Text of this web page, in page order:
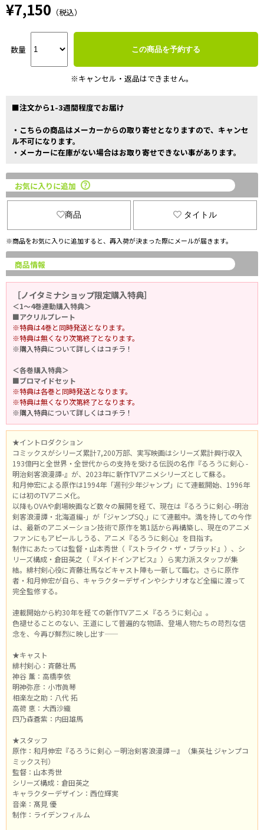
¥7,150 （税込）
数量 この商品を予約する
※キャンセル・返品はできません。
■注文から1-3週間程度でお届け
・こちらの商品はメーカーからの取り寄せとなりますので、キャンセ
ル不可になります。
・メーカーに在庫がない場合はお取り寄せできない事があります。
お気に入りに追加
商品 タイトル
※商品をお気に入りに追加すると、再入荷が決まった際にメールが届きます。
商品情報
［ノイタミナショップ限定購入特典］
＜1～4巻連動購入特典＞
■アクリルプレート
※特典は4巻と同時発送となります。
※特典は無くなり次第終了となります。
※購入特典について詳しくはコチラ！
＜各巻購入特典＞
■ブロマイドセット
※特典は各巻と同時発送となります。
※特典は無くなり次第終了となります。
※購入特典について詳しくはコチラ！
★イントロダクション
コミックスがシリーズ累計7,200万部、実写映画はシリーズ累計興行収入
193億円と全世界・全世代からの支持を受ける伝説の名作『るろうに剣心 -
明治剣客浪漫譚-』が、2023年に新作TVアニメシリーズとして蘇る。
和月伸宏による原作は1994年「週刊少年ジャンプ」にて連載開始、1996年
には初のTVアニメ化。
以降もOVAや劇場映画など数々の展開を経て、現在は『るろうに剣心 -明治
剣客浪漫譚・北海道編-」が「ジャンプSQ.」にて連載中。満を持しての今作
は、最新のアニメーション技術で原作を第1話から再構築し、現在のアニメ
ファンにもアピールしうる、アニメ『るろうに剣心』を目指す。
制作にあたっては監督・山本秀世（『ストライク・ザ・ブラッド』）、シ
リーズ構成・倉田英之（『メイドインアビス』）ら実力派スタッフが集
結。緋村剣心役に斉藤壮馬などキャスト陣も一新して臨む。さらに原作
者・和月伸宏が自ら、キャラクターデザインやシナリオなど全編に渡って
完全監修する。
連載開始から約30年を経ての新作TVアニメ『るろうに剣心』。
色褪せることのない、王道にして普遍的な物語、登場人物たちの苛烈な信
念を、今再び鮮烈に映し出す――
★キャスト
緋村剣心：斉藤壮馬
神谷 薫：高橋李依
明神弥彦：小市眞琴
相楽左之助：八代 拓
高荷 恵：大西沙織
四乃森蒼紫：内田雄馬
★スタッフ
原作：和月伸宏『るろうに剣心 －明治剣客浪漫譚－』（集英社 ジャンプコ
ミックス刊）
監督：山本秀世
シリーズ構成：倉田英之
キャラクターデザイン：西位輝実
音楽：髙見 優
制作：ライデンフィルム